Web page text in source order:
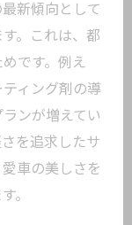
ティングの
るコーティ
楽になる理
新傾向として
。これは、都
です。例え
ィング剤の導
ンが増えてい
を追求したサ
車の美しさを
。